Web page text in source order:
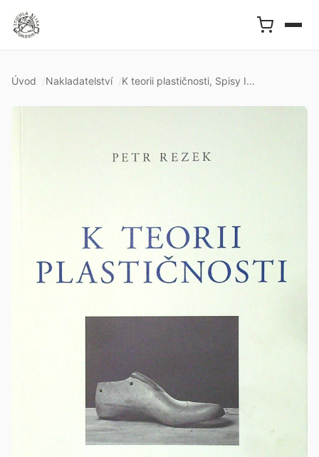
Úvod Nakladatelství K teorii plastičnosti, Spisy I...